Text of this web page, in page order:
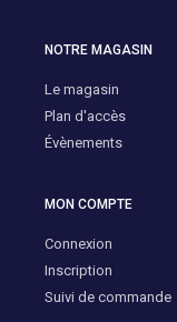
NOTRE MAGASIN
Le magasin
Plan d'accès
Évènements
MON COMPTE
Connexion
Inscription
Suivi de commande